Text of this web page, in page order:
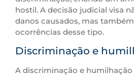
hostil. A decisão judicial visa
danos causados, mas
ocorrências desse tipo.
Discriminação e
A discriminação e humilhação